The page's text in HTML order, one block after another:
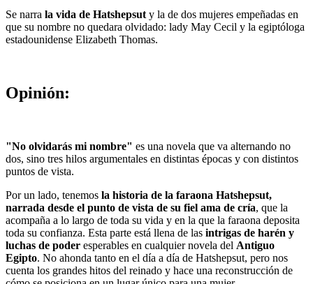
Se narra la vida de Hatshepsut y la de dos mujeres empeñadas en
que su nombre no quedara olvidado: lady May Cecil y la egiptóloga
estadounidense Elizabeth Thomas.
Opinión:
"No olvidarás mi nombre" es una novela que va alternando no
dos, sino tres hilos argumentales en distintas épocas y con distintos
puntos de vista.
Por un lado, tenemos la historia de la faraona Hatshepsut,
narrada desde el punto de vista de su fiel ama de cría, que la
acompaña a lo largo de toda su vida y en la que la faraona deposita
toda su confianza. Esta parte está llena de las intrigas de harén y
luchas de poder esperables en cualquier novela del Antiguo
Egipto. No ahonda tanto en el día a día de Hatshepsut, pero nos
cuenta los grandes hitos del reinado y hace una reconstrucción de